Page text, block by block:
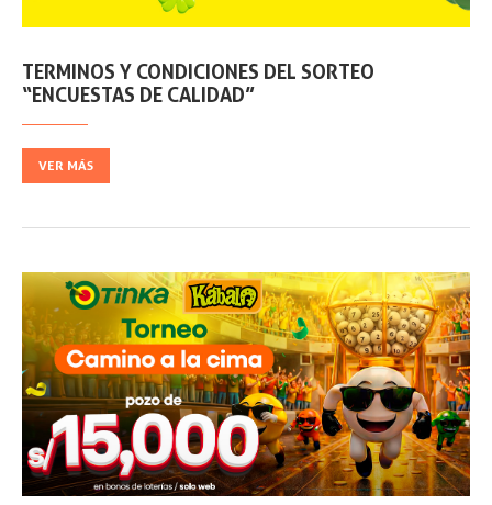
TERMINOS Y CONDICIONES DEL SORTEO
“ENCUESTAS DE CALIDAD”
VER MÁS